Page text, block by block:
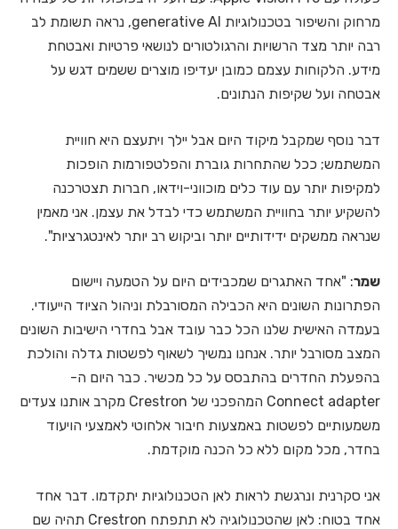
מרחוק והשיפור בטכנולוגיות generative AI, נראה תשומת לב
רבה יותר מצד הרשויות והרגולטורים לנושאי פרטיות ואבטחת
מידע. הלקוחות עצמם כמובן יעדיפו מוצרים ששמים דגש על
אבטחה ועל שקיפות הנתונים.
דבר נוסף שמקבל מיקוד היום אבל יילך ויתעצם היא חוויית
המשתמש; ככל שהתחרות גוברת והפלטפורמות הופכות
למקיפות יותר עם עוד כלים מוכווני-וידאו, חברות תצטרכנה
להשקיע יותר בחוויית המשתמש כדי לבדל את עצמן. אני מאמין
שנראה ממשקים ידידותיים יותר וביקוש רב יותר לאינטגרציות".
שמר: "אחד האתגרים שמכבידים היום על הטמעה ויישום
הפתרונות השונים היא הכבילה המסורבלת וניהול הציוד הייעודי.
בעמדה האישית שלנו הכל כבר עובד אבל בחדרי הישיבות השונים
המצב מסורבל יותר. אנחנו נמשיך לשאוף לפשטות גדלה והולכת
בהפעלת החדרים בהתבסס על כל מכשיר. כבר היום ה-
Connect adapter המהפכני של Crestron מקרב אותנו צעדים
משמעותיים לפשטות באמצעות חיבור אלחוטי לאמצעי הויעוד
בחדר, מכל מקום ללא כל הכנה מוקדמת.
אני סקרנית ונרגשת לראות לאן הטכנולוגיות יתקדמו. דבר אחד
אחד בטוח: לאן שהטכנולוגיה לא תתפתח Crestron תהיה שם